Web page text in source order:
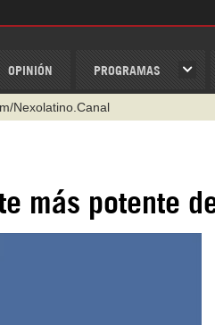
OPINIÓN PROGRAMAS
Nexolatino.Canal
@nexo_latino
79 29 404
más potente